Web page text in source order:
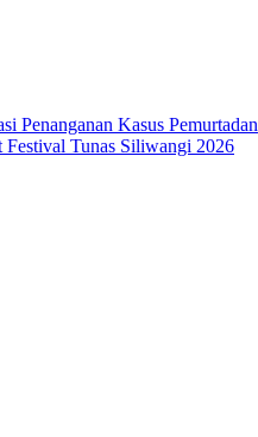
Penanganan Kasus Pemurtadan
Tunas Siliwangi 2026